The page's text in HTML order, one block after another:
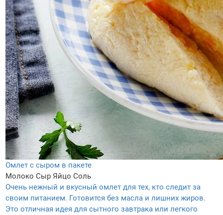
Омлет с сыром в пакете
Молоко Сыр Яйцо Соль
Очень нежный и вкусный омлет для тех, кто следит за
своим питанием. Готовится без масла и лишних жиров.
Это отличная идея для сытного завтрака или легкого